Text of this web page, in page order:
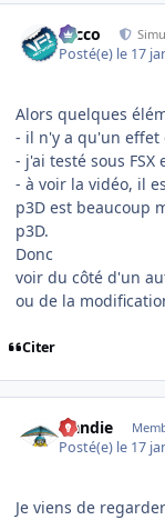
Nicco
Posté(e) le 17
Alors quelques
- il n'y a qu'un effet
- j'ai testé sous
- à voir la vidéo, il
p3D est beaucoup
p3D.
Donc
voir du côté d'un
ou de la
Citer
Handie
Posté(e) le 17
Je viens de